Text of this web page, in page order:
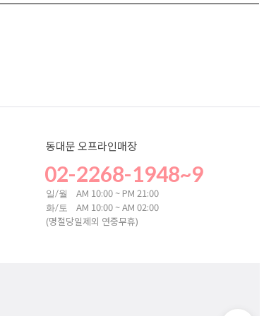
동대문 오프라인매장
02-2268-1948~9
일/월 AM 10:00 ~ PM 21:00
화/토
AM 10:00 ~ AM 02:00
(명절당일제외 연중무휴)